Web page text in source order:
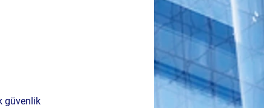
güvenlik